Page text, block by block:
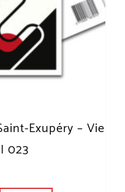
Exupéry – Vie
023